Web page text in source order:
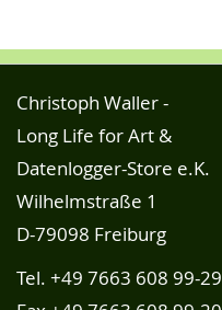
Christoph Waller -
Long Life for Art &
Datenlogger-Store e.K.
Wilhelmstraße 1
D-79098 Freiburg
Tel. +49 7663 608 99-29